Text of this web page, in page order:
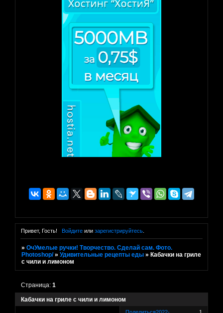
Привет, Гость! Войдитеили зарегистрируйтесь.
»ОчУмелые ручки! Творчество. Сделай сам. Фото.
Photoshop/ »Удивительные рецепты еды » Кабачки на гриле
с чили и лимоном
Кабачки на гриле с чили и лимоном
Страница:1
Поделиться 1
2022-